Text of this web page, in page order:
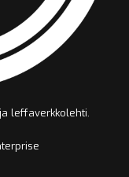
leffaverkkolehti.